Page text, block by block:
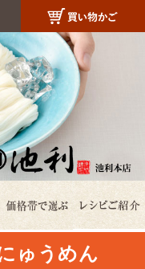
ゅうめん